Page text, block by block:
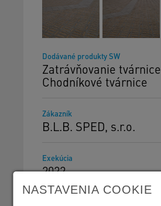
Dodávané produkty SW
Zatrávňovanie tvárnice
Chodníkové tvárnice
Zákazník
B.L.B. SPED, s.r.o.
Exekúcia
2022.
NASTAVENIA COOKIE